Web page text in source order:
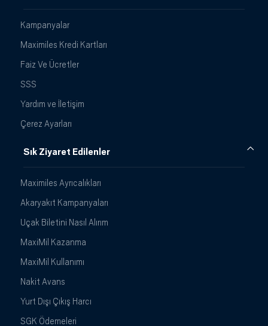
Kampanyalar
Maximiles Kredi Kartları
Faiz Ve Ücretler
SSS
Yardım ve İletişim
Çerez Ayarları
Sık Ziyaret Edilenler
Maximiles Ayrıcalıkları
Akaryakıt Kampanyaları
Uçak Biletini Nasıl Alırım
MaxiMil Kazanma
MaxiMil Kullanımı
Nakit Avans
Yurt Dışı Çıkış Harcı
SGK Ödemeleri